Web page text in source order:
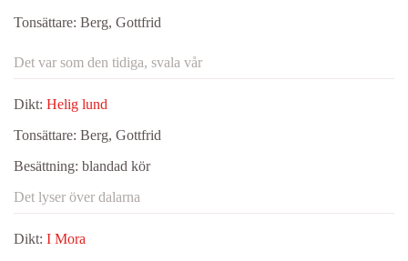
Tonsättare: Berg, Gottfrid
Det var som den tidiga, svala vår
Dikt: Helig lund
Tonsättare: Berg, Gottfrid
Besättning: blandad kör
Det lyser över dalarna
Dikt: I Mora